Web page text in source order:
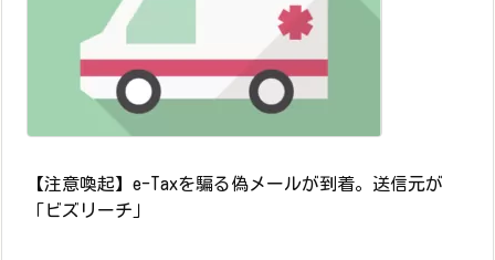
【注意喚起】e-Taxを騙る偽メールが到着。送信元が
「ビズリーチ」